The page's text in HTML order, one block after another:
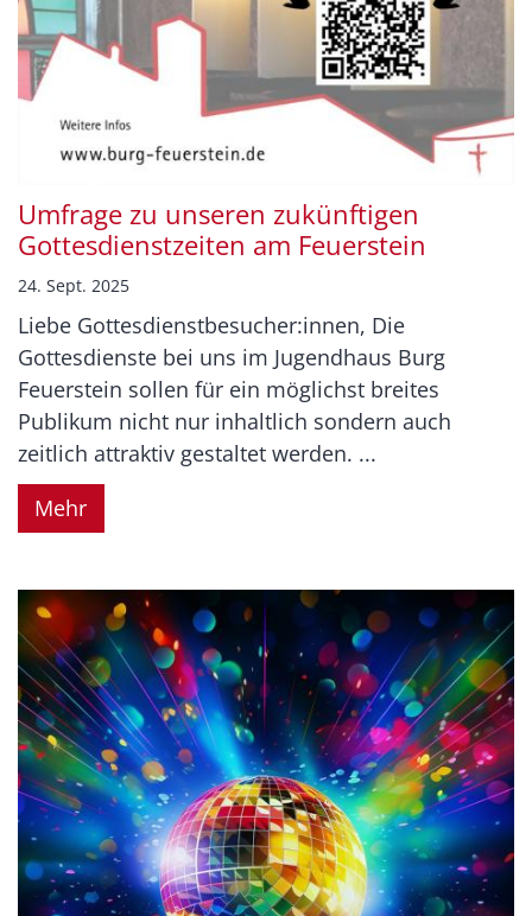
Umfrage zu unseren zukünftigen
Gottesdienstzeiten am Feuerstein
24. Sept. 2025
Liebe Gottesdienstbesucher:innen, Die
Gottesdienste bei uns im Jugendhaus Burg
Feuerstein sollen für ein möglichst breites
Publikum nicht nur inhaltlich sondern auch
zeitlich attraktiv gestaltet werden. ...
Mehr